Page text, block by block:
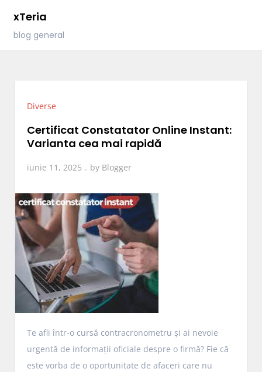
content
xTeria
blog general
Diverse
Certificat Constatator Online Instant:
Varianta cea mai rapidă
iunie 11, 2025 by Blogger
Te afli într-o cursă contracronometru și ai nevoie
urgentă de informații oficiale despre o firmă? Fie că
este vorba de o oportunitate de afaceri care nu